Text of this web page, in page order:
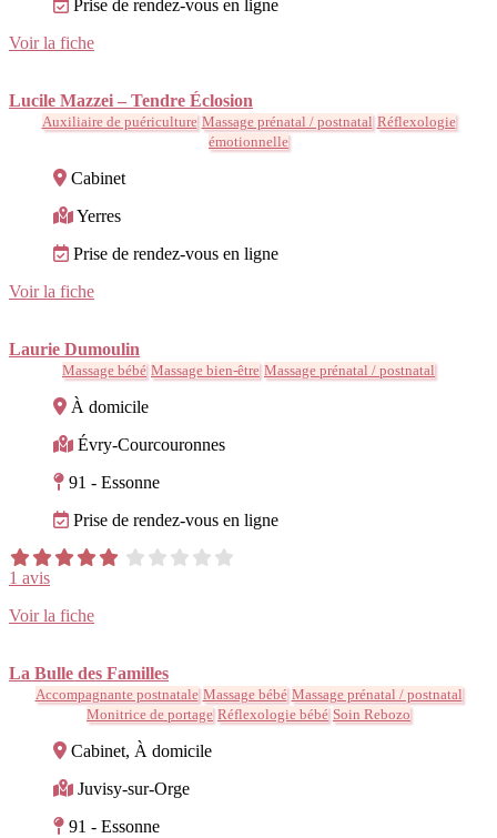
Prise de rendez-vous en ligne
Voir la fiche
Lucile Mazzei – Tendre Éclosion
Auxiliaire de puériculture Massage prénatal / postnatal Réflexologie
émotionnelle
Cabinet
Yerres
Prise de rendez-vous en ligne
Voir la fiche
Laurie Dumoulin
Massage bébé Massage bien-être Massage prénatal / postnatal
À domicile
Évry-Courcouronnes
91 - Essonne
Prise de rendez-vous en ligne
1 avis
Voir la fiche
La Bulle des Familles
Accompagnante postnatale Massage bébé Massage prénatal / postnatal
Monitrice de portage Réflexologie bébé Soin Rebozo
Cabinet, À domicile
Juvisy-sur-Orge
91 - Essonne